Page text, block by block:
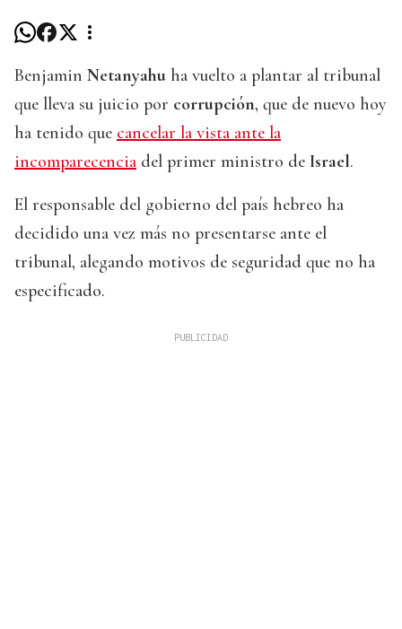
Benjamin Netanyahu ha vuelto a plantar al tribunal
que lleva su juicio por corrupción, que de nuevo hoy
ha tenido que cancelar la vista ante la
incomparecencia del primer ministro de Israel.
El responsable del gobierno del país hebreo ha
decidido una vez más no presentarse ante el
tribunal, alegando motivos de seguridad que no ha
especificado.